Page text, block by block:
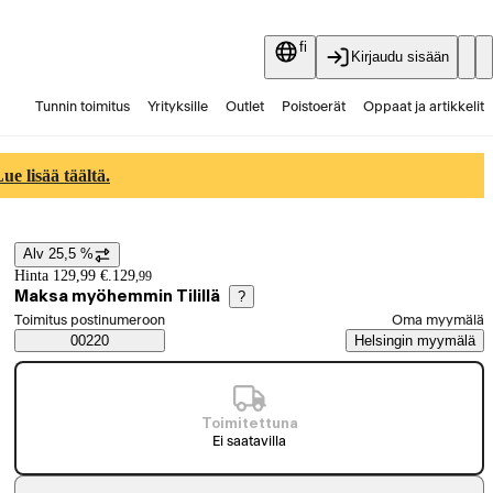
fi
Kirjaudu sisään
Tunnin toimitus Yrityksille Outlet Poistoerät Oppaat ja artikkelit
lisää täältä.
Hintatiedot
Alv 25,5 %
Hinta 129,99 €. 129,99
Maksa myöhemmin Tilillä ?
Saatavuustiedot
Valitse tilaustapa
Toimitus postinumeroon
00220
Oma myymälä
Helsingin myymälä
Toimitettuna
Ei saatavilla